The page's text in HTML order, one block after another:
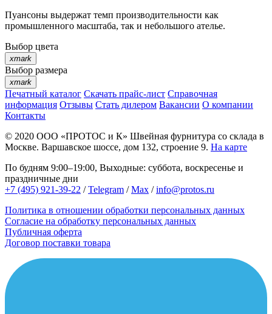
Пуансоны выдержат темп производительности как
промышленного масштаба, так и небольшого ателье.
Выбор цвета
xmark
Выбор размера
xmark
Печатный каталог Скачать прайс-лист Справочная
информация Отзывы Стать дилером Вакансии О компании
Контакты
© 2020 ООО «ПРОТОС и К» Швейная фурнитура со склада в
Москве. Варшавское шоссе, дом 132, строение 9. На карте
По будням 9:00–19:00, Выходные: суббота, воскресенье и
праздничные дни
+7 (495) 921-39-22 /Telegram /Max /info@protos.ru
Политика в отношении обработки персональных данных
Согласие на обработку персональных данных
Публичная оферта
Договор поставки товара